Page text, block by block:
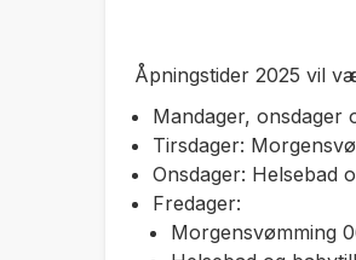
Åpningstider 2025 vil
Mandager, onsdager
Tirsdager:
Onsdager: Helsebad
Fredager:
Morgensvømming